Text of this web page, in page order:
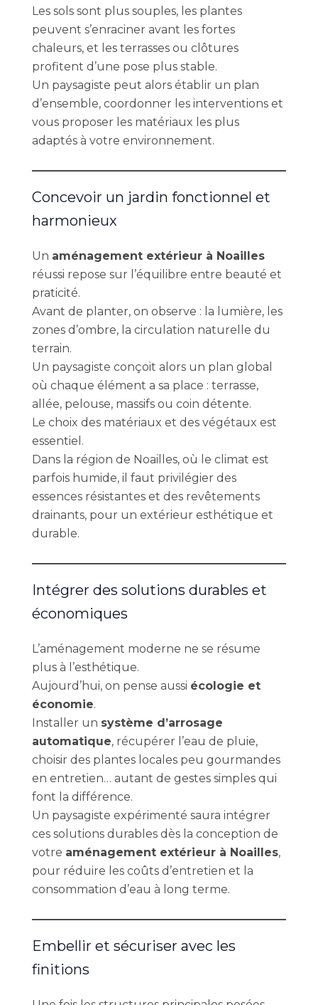
Les sols sont plus souples, les plantes
peuvent s’enraciner avant les fortes
chaleurs, et les terrasses ou clôtures
profitent d’une pose plus stable.
Un paysagiste peut alors établir un plan
d’ensemble, coordonner les interventions et
vous proposer les matériaux les plus
adaptés à votre environnement.
Concevoir un jardin fonctionnel et
harmonieux
Un aménagement extérieur à Noailles
réussi repose sur l’équilibre entre beauté et
praticité.
Avant de planter, on observe : la lumière, les
zones d’ombre, la circulation naturelle du
terrain.
Un paysagiste conçoit alors un plan global
où chaque élément a sa place : terrasse,
allée, pelouse, massifs ou coin détente.
Le choix des matériaux et des végétaux est
essentiel.
Dans la région de Noailles, où le climat est
parfois humide, il faut privilégier des
essences résistantes et des revêtements
drainants, pour un extérieur esthétique et
durable.
Intégrer des solutions durables et
économiques
L’aménagement moderne ne se résume
plus à l’esthétique.
Aujourd’hui, on pense aussi écologie et
économie.
Installer un système d’arrosage
automatique, récupérer l’eau de pluie,
choisir des plantes locales peu gourmandes
en entretien… autant de gestes simples qui
font la différence.
Un paysagiste expérimenté saura intégrer
ces solutions durables dès la conception de
votre aménagement extérieur à Noailles,
pour réduire les coûts d’entretien et la
consommation d’eau à long terme.
Embellir et sécuriser avec les
finitions